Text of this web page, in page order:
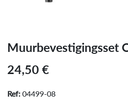
Muurbevestigingsset
24,50 €
Ref: 04499-08